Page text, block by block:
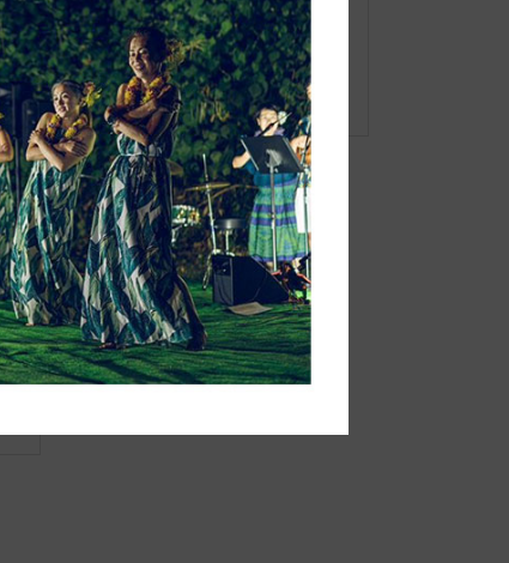
●Event Info●25/10/8～千里阪急に
てJIBフェア開催！